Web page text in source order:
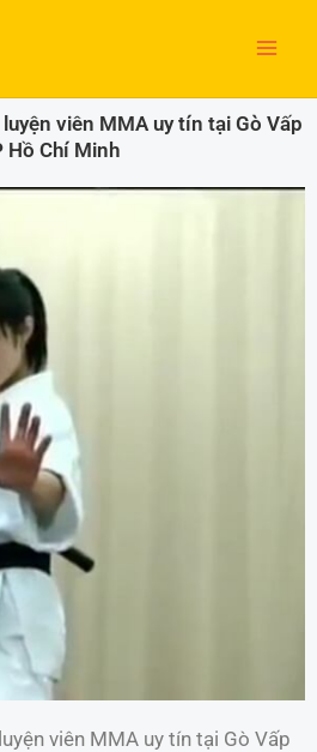
viên MMA uy tín tại Gò Vấp
Hồ Chí Minh
viên MMA uy tín tại Gò Vấp